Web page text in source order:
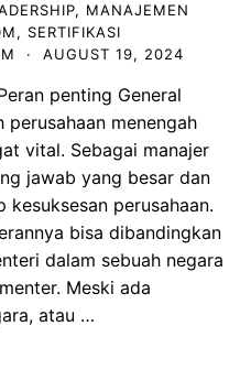
, MANAJEMEN
, SERTIFIKASI
· AUGUST 19, 2024
penting General
perusahaan menengah
vital. Sebagai manajer
jawab yang besar dan
perusahaan.
bisa dibandingkan
dalam sebuah negara
Meski ada
atau …